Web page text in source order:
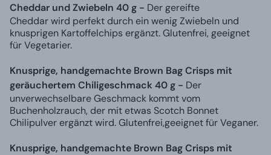
Cheddar und Zwiebeln 40 g - Der gereifte
Cheddar wird perfekt durch ein wenig Zwiebeln und
knusprigen Kartoffelchips ergänzt. Glutenfrei, geeignet
für Vegetarier.
Knusprige, handgemachte Brown Bag Crisps mit
geräuchertem Chiligeschmack 40 g - Der
unverwechselbare Geschmack kommt vom
Buchenholzrauch, der mit etwas Scotch Bonnet
Chilipulver ergänzt wird. Glutenfrei,geeignet für Veganer.
Knusprige, handgemachte Brown Bag Crisps mit